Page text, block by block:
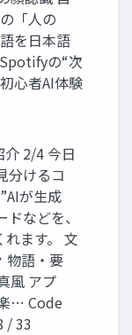
「⼈の
を⽇本語
の“次
⼼者AI体験
介 2/4 今⽇
分けるコ
が⽣成
などを、
ます。 ⽂
物語・要
⾵ アプ
… Code
/ 33